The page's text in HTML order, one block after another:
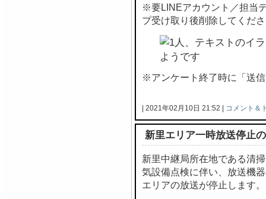
※要LINEアカウント／担当
プ受け取り後削除してくだ
※アンケート終了時に「送
| 2021年02月10日 21:52 | コメント＆
新里エリア一時放送停止
新里中継局所在地である清
気設備点検に伴い、放送機
エリアの放送が停止します。